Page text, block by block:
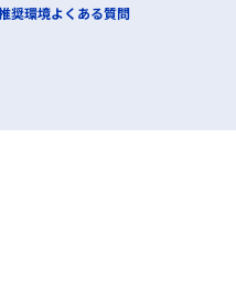
奨環境よくある質問